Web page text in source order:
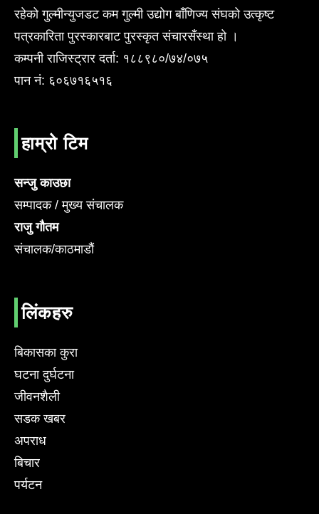
रहेको गुल्मीन्युजडट कम गुल्मी उद्योग बाँणिज्य संघको उत्कृष्ट
पत्रकारिता पुरस्कारबाट पुरस्कृत संचारसँस्था हो ।
कम्पनी राजिस्ट्रार दर्ता: १८८९८०/७४/०७५
पान नं: ६०६७१६५१६
हाम्रो टिम
सन्जु काउछा
सम्पादक / मुख्य संचालक
राजु गौतम
संचालक/काठमाडौं
लिंकहरु
बिकासका कुरा
घटना दुर्घटना
जीवनशैली
सडक खबर
अपराध
बिचार
पर्यटन